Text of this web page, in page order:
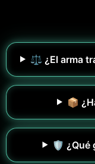
⚖️ ¿El arma
📦
🛡️ ¿Qué